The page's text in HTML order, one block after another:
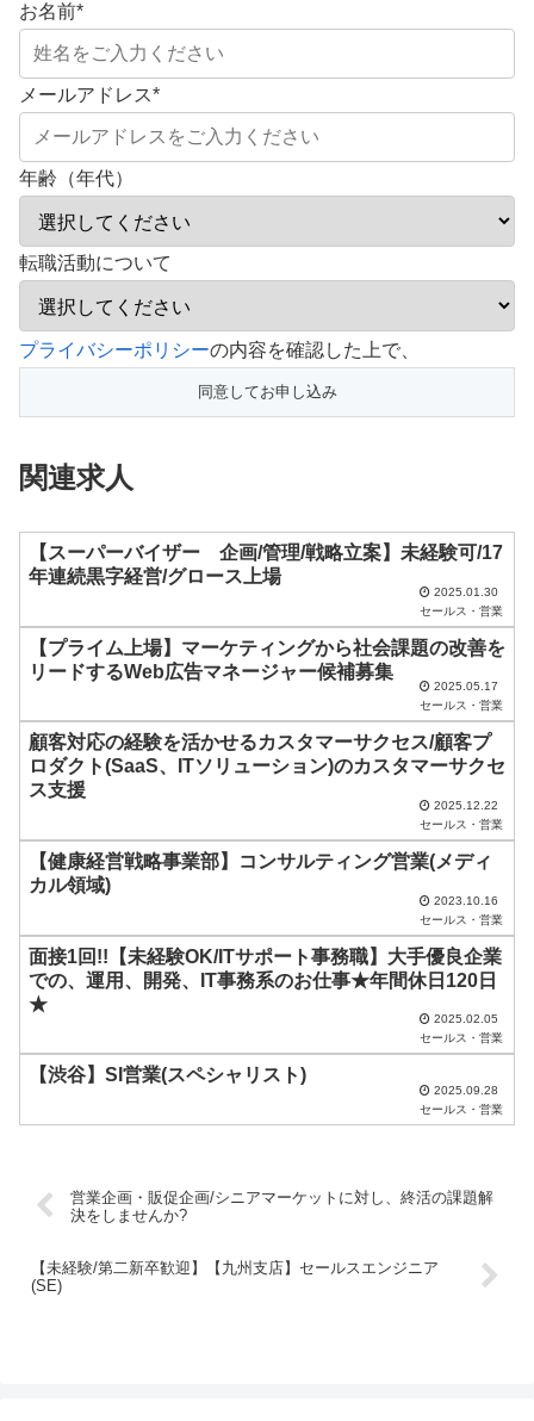
お名前*
メールアドレス*
年齢（年代）
転職活動について
こ
フ
ー
は
ま
ま
に
し
だ
い
。
プライバシーポリシーの内容を確認した上で、
関連求人
【スーパーバイザー 企画/管理/戦略立案】未経験可/17
年連続黒字経営/グロース上場
2025.01.30
セールス・営業
【プライム上場】マーケティングから社会課題の改善を
リードするWeb広告マネージャー候補募集
2025.05.17
セールス・営業
顧客対応の経験を活かせるカスタマーサクセス/顧客プ
ロダクト(SaaS、ITソリューション)のカスタマーサクセ
ス支援
2025.12.22
セールス・営業
【健康経営戦略事業部】コンサルティング営業(メディ
カル領域)
2023.10.16
セールス・営業
面接1回!!【未経験OK/ITサポート事務職】大手優良企業
での、運用、開発、IT事務系のお仕事★年間休日120日
★
2025.02.05
セールス・営業
【渋谷】SI営業(スペシャリスト)
2025.09.28
セールス・営業
営業企画・販促企画/シニアマーケットに対し、終活の課題解
決をしませんか?
【未経験/第二新卒歓迎】【九州支店】セールスエンジニア
(SE)